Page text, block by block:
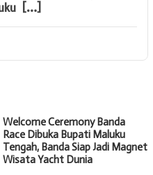
[…]
Welcome Ceremony Banda
Race Dibuka Bupati Maluku
Tengah, Banda Siap Jadi Magnet
Wisata Yacht Dunia